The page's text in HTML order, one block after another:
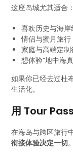
这座岛城尤其适合：
喜欢历史与海岸
情侣与蜜月旅行
家庭与高端定制
想体验“地中海
如果你已经去过杜
生活化。
用 Tour
在海岛与跨区旅行
衔接体验决定一切。